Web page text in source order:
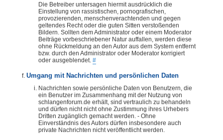
Die Betreiber untersagen hiermit ausdrücklich die
Einstellung von rassistischen, pornografischen,
provozierenden, menschenverachtenden und gegen
geltendes Recht oder die guten Sitten verstoßenden
Bildern. Sollten dem Administrator oder einem Moderator
Beiträge vorbeschriebener Natur auffallen, werden diese
ohne Rückmeldung an den Autor aus dem System entfernt
bzw. durch den Administrator oder Moderator korrigiert
oder ausgeblendet. #
Umgang mit Nachrichten und persönlichen Daten
Nachrichten sowie persönliche Daten von Benutzern, die
ein Benutzer im Zusammenhang mit der Nutzung von
schlangenforum.de erhält, sind vertraulich zu behandeln
und dürfen nicht nicht ohne Zustimmung ihres Urhebers
Dritten zugänglich gemacht werden. - Ohne
Einverständnis des Autors dürfen insbesondere auch
private Nachrichten nicht veröffentlicht werden.